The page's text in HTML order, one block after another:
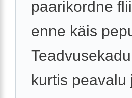
paarikordne
enne käis
kurtis peavalu